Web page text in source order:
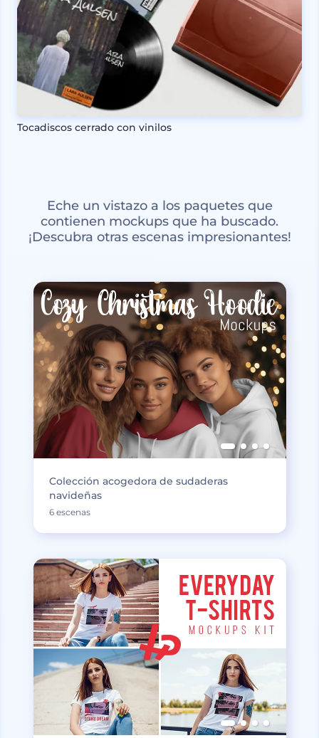
Tocadiscos cerrado con vinilos
Eche un vistazo a los paquetes que
contienen mockups que ha buscado.
¡Descubra otras escenas impresionantes!
Colección acogedora de sudaderas
navideñas
6 escenas